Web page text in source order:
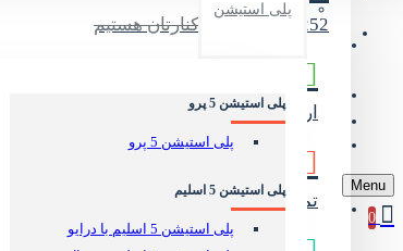
09374245252در کنارتان هستیم
ارسال سریع و امن
تماس مستقیمجهت رفع مشکلات
پلی استیشن
پلی استیشن 5 پرو
پلی استیشن 5 پرو
پلی استیشن 5 اسلیم
پلی استیشن 5 اسلیم با درایو
تماس با ما
Menu
0